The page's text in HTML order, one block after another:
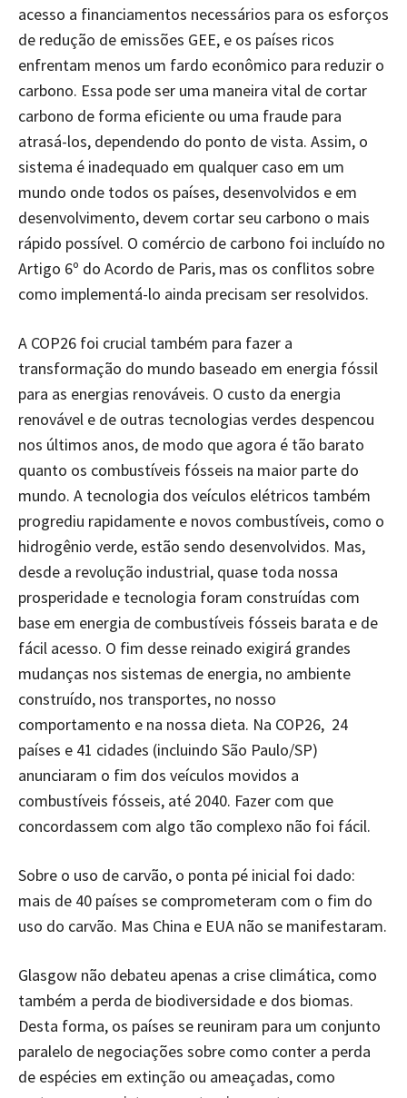
acesso a financiamentos necessários para os esforços
de redução de emissões GEE, e os países ricos
enfrentam menos um fardo econômico para reduzir o
carbono. Essa pode ser uma maneira vital de cortar
carbono de forma eficiente ou uma fraude para
atrasá-los, dependendo do ponto de vista. Assim, o
sistema é inadequado em qualquer caso em um
mundo onde todos os países, desenvolvidos e em
desenvolvimento, devem cortar seu carbono o mais
rápido possível. O comércio de carbono foi incluído no
Artigo 6º do Acordo de Paris, mas os conflitos sobre
como implementá-lo ainda precisam ser resolvidos.
A COP26 foi crucial também para fazer a
transformação do mundo baseado em energia fóssil
para as energias renováveis. O custo da energia
renovável e de outras tecnologias verdes despencou
nos últimos anos, de modo que agora é tão barato
quanto os combustíveis fósseis na maior parte do
mundo. A tecnologia dos veículos elétricos também
progrediu rapidamente e novos combustíveis, como o
hidrogênio verde, estão sendo desenvolvidos. Mas,
desde a revolução industrial, quase toda nossa
prosperidade e tecnologia foram construídas com
base em energia de combustíveis fósseis barata e de
fácil acesso. O fim desse reinado exigirá grandes
mudanças nos sistemas de energia, no ambiente
construído, nos transportes, no nosso
comportamento e na nossa dieta. Na COP26, 24
países e 41 cidades (incluindo São Paulo/SP)
anunciaram o fim dos veículos movidos a
combustíveis fósseis, até 2040. Fazer com que
concordassem com algo tão complexo não foi fácil.
Sobre o uso de carvão, o ponta pé inicial foi dado:
mais de 40 países se comprometeram com o fim do
uso do carvão. Mas China e EUA não se manifestaram.
Glasgow não debateu apenas a crise climática, como
também a perda de biodiversidade e dos biomas.
Desta forma, os países se reuniram para um conjunto
paralelo de negociações sobre como conter a perda
de espécies em extinção ou ameaçadas, como